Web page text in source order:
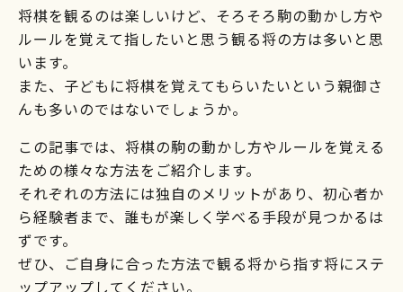
将棋を観るのは楽しいけど、そろそろ駒の動かし方や
ルールを覚えて指したいと思う観る将の方は多いと思
います。
また、子どもに将棋を覚えてもらいたいという親御さ
んも多いのではないでしょうか。
この記事では、将棋の駒の動かし方やルールを覚える
ための様々な方法をご紹介します。
それぞれの方法には独自のメリットがあり、初心者か
ら経験者まで、誰もが楽しく学べる手段が見つかるは
ずです。
ぜひ、ご自身に合った方法で観る将から指す将にステ
ップアップしてください。